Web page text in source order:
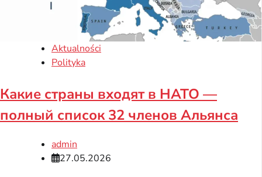
Aktualności
Polityka
Какие страны входят в НАТО —
полный список 32 членов Альянса
admin
27.05.2026